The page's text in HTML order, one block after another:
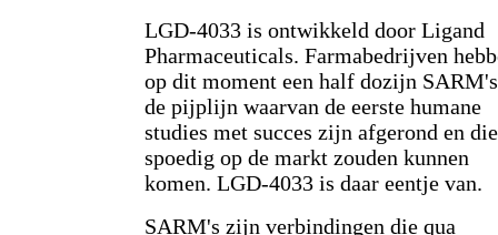
LGD-4033 is ontwikkeld door Ligand
Pharmaceuticals. Farmabedrijven
op dit moment een half dozijn
de pijplijn waarvan de eerste humane
studies met succes zijn afgerond en die
spoedig op de markt zouden kunnen
komen. LGD-4033 is daar eentje van.
SARM's zijn verbindingen die qua